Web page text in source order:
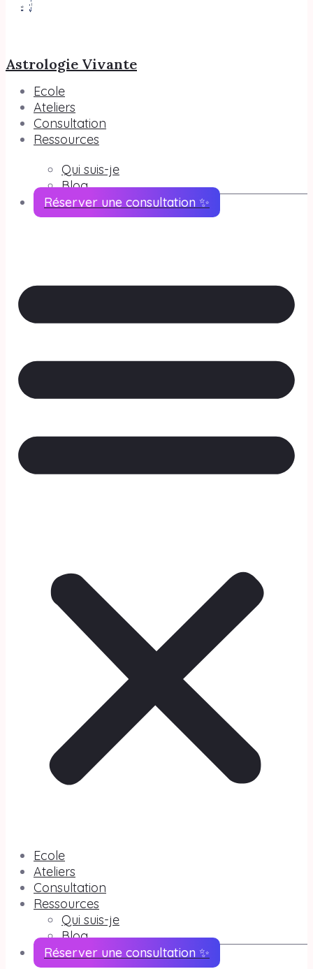
Astrologie Vivante
Ecole
Ateliers
Consultation
Ressources
Qui suis-je
Blog
Réserver une consultation ✨
Ecole
Ateliers
Consultation
Ressources
Qui suis-je
Blog
Réserver une consultation ✨